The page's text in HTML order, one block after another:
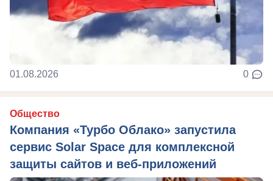
01.08.2026 0
Общество
Компания «Турбо Облако» запустила
сервис Solar Space для комплексной
защиты сайтов и веб-приложений